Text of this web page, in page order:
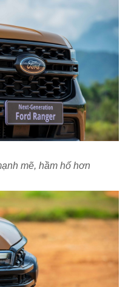
mẽ, hầm hố hơn